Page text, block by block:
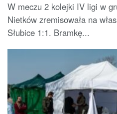
W meczu 2 kolejki IV ligi w
Nietków zremisowała na
Słubice 1:1. Bramkę...